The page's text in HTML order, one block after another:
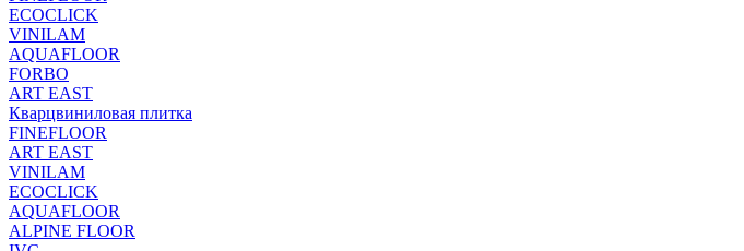
ECOCLICK
VINILAM
AQUAFLOOR
FORBO
ART EAST
Кварцвиниловая плитка
FINEFLOOR
ART EAST
VINILAM
ECOCLICK
AQUAFLOOR
ALPINE FLOOR